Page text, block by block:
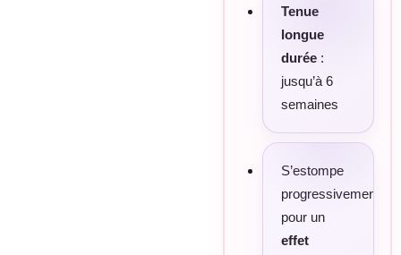
Tenue
longue
durée :
jusqu’à 6
semaines
S’estompe
progressivement
pour un
effet